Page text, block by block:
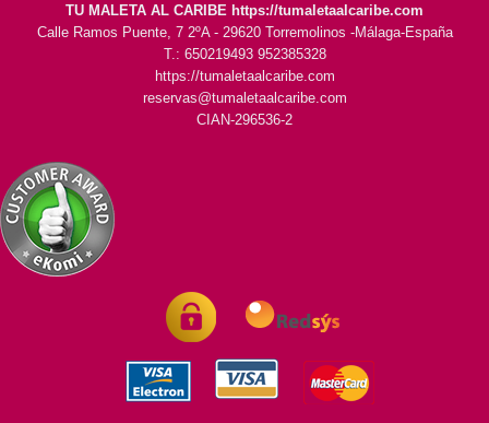
TU MALETA AL CARIBE https://tumaletaalcaribe.com
Calle Ramos Puente, 7 2ºA - 29620 Torremolinos -Málaga-España
T.: 650219493 952385328
https://tumaletaalcaribe.com
reservas@tumaletaalcaribe.com
CIAN-296536-2